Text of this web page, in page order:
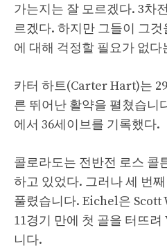
가는지는 잘 모르겠다. 3차
르겠다. 하지만 그들이 그
에 대해 걱정할 필요가 없다
카터 하트(Carter Hart)는
른 뛰어난 활약을 펼쳤습니
에서 36세이브를 기록했다.
콜로라도는 전반전 로스 콜
하고 있었다. 그러나 세 번
풀렸습니다. Eichel은 Scott
11경기 만에 첫 골을 터뜨
니다.